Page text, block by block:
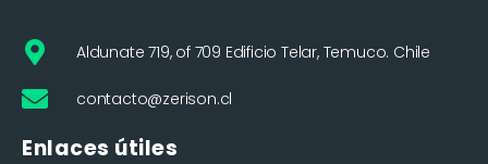
Aldunate 719, of 709 Edificio Telar, Temuco. Chile
contacto@zerison.cl
Enlaces útiles